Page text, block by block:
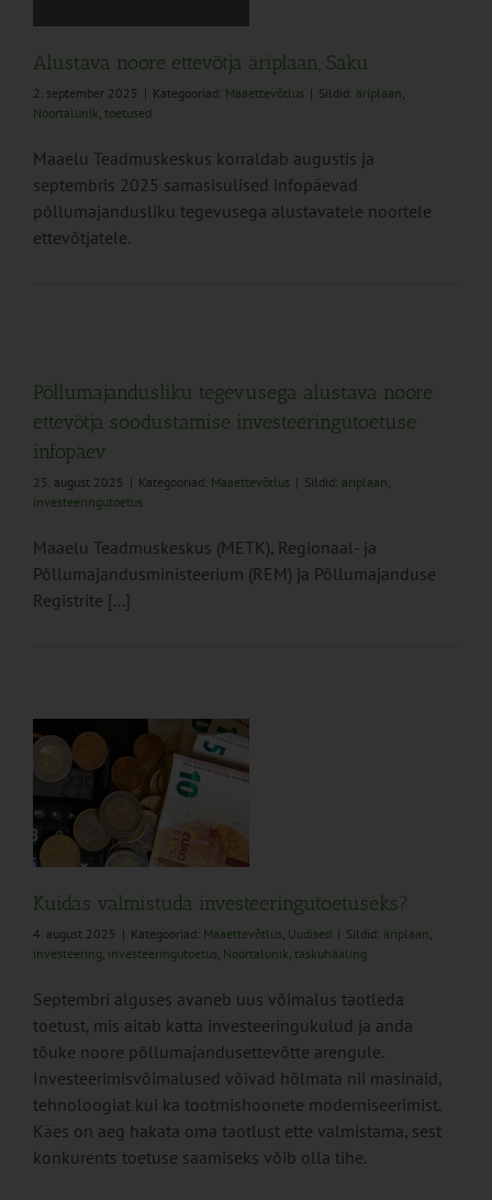
Alustava noore ettevõtja äriplaan, Saku
2. september 2025 | Kategooriad: Maaettevõtlus | Sildid: äriplaan,
Noortalunik, toetused
Maaelu Teadmuskeskus korraldab augustis ja
septembris 2025 samasisulised infopäevad
põllumajandusliku tegevusega alustavatele noortele
ettevõtjatele.
Põllumajandusliku tegevusega alustava noore
ettevõtja soodustamise investeeringutoetuse
infopäev
25. august 2025 | Kategooriad: Maaettevõtlus | Sildid: äriplaan,
investeeringutoetus
Maaelu Teadmuskeskus (METK), Regionaal- ja
Põllumajandusministeerium (REM) ja Põllumajanduse
Registrite [...]
Kuidas valmistuda investeeringutoetuseks?
4. august 2025 | Kategooriad: Maaettevõtlus, Uudised | Sildid: äriplaan,
investeering, investeeringutoetus, Noortalunik, taskuhääling
Septembri alguses avaneb uus võimalus taotleda
toetust, mis aitab katta investeeringukulud ja anda
tõuke noore põllumajandusettevõtte arengule.
Investeerimisvõimalused võivad hõlmata nii masinaid,
tehnoloogiat kui ka tootmishoonete moderniseerimist.
Käes on aeg hakata oma taotlust ette valmistama, sest
konkurents toetuse saamiseks võib olla tihe.